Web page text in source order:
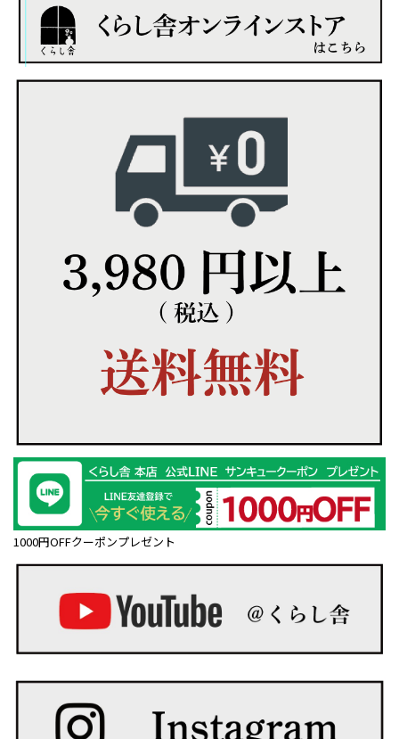
1000円OFFクーポンプレゼント